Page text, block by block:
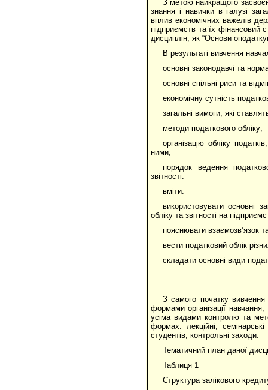
З метою найкращого
знання і навички в галузі
вплив економічних важелів
підприємств та їх фінансовий
дисциплін, як “Основи
В результаті вивчення
основні законодавчі та
основні спільні риси та
економічну сутність
загальні вимоги, які
методи податкового обліку;
організацію обліку
ними;
порядок ведення
звітності.
вміти:
використовувати основні
обліку та звітності на
пояснювати взаємозв’язок
вести податковий облік
складати основні види
З самого початку
формами організації
усіма видами контролю та
формах: лекційні,
студентів, контрольні заходи.
Тематичний план даної
Таблиця 1
Структура залікового